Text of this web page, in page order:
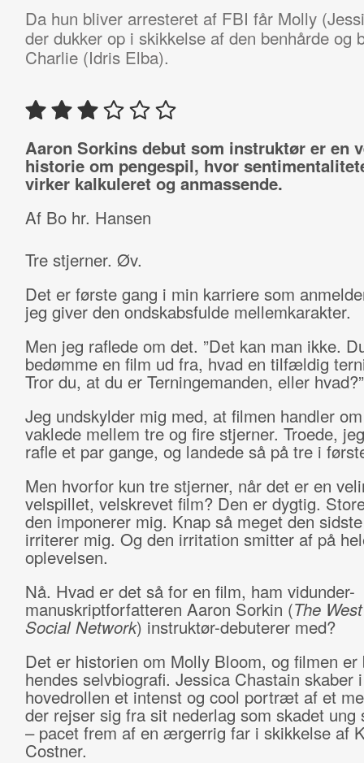
Da hun bliver arresteret af FBI får Molly
der dukker op i skikkelse af den benhårde og
Charlie (Idris Elba).
Aaron Sorkins debut som instruktør er en
historie om pengespil, hvor
virker kalkuleret og anmassende.
Af Bo hr. Hansen
Tre stjerner. Øv.
Det er første gang i min karriere som
jeg giver den ondskabsfulde mellemkarakter.
Men jeg raflede om det. ”Det kan man ikke.
bedømme en film ud fra, hvad en tilfældig
Tror du, at du er Terningemanden, eller hvad?”
Jeg undskylder mig med, at filmen handler
vaklede mellem tre og fire stjerner. Troede,
rafle et par gange, og landede så på tre i
Men hvorfor kun tre stjerner, når det er en
velspillet, velskrevet film? Den er dygtig.
den imponerer mig. Knap så meget den
irriterer mig. Og den irritation smitter af på
oplevelsen.
Nå. Hvad er det så for en film, ham vidunder-
manuskriptforfatteren Aaron Sorkin (The
Social Network) instruktør-debuterer med?
Det er historien om Molly Bloom, og filmen er
hendes selvbiografi. Jessica Chastain skaber i
hovedrollen et intenst og cool portræt af et
der rejser sig fra sit nederlag som skadet ung
– pacet frem af en ærgerrig far i skikkelse af
Costner.